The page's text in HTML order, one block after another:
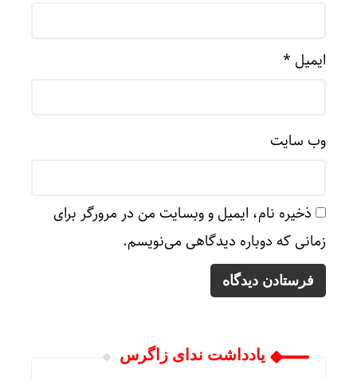
ایمیل *
وب‌ سایت
ذخیره نام، ایمیل و وبسایت من در مرورگر برای
زمانی که دوباره دیدگاهی می‌نویسم.
یادداشت ندای زاگرس